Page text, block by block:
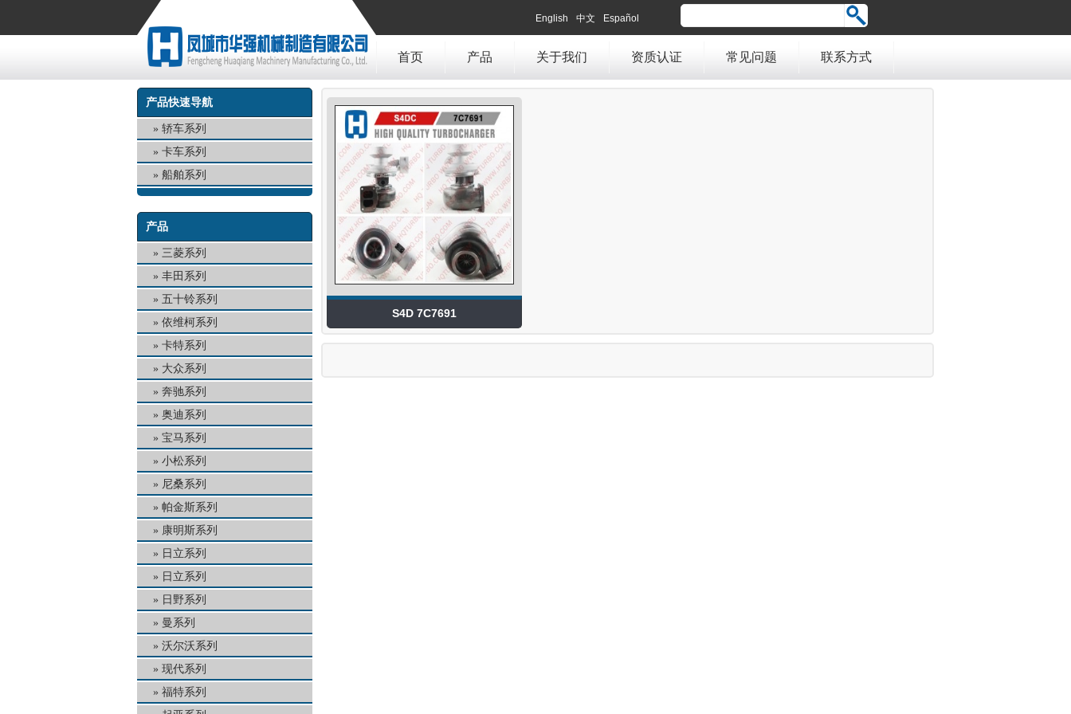
English 中文 Español
首页 产品 关于我们 资质认证 常见问题 联系方式
产品快速导航
轿车系列
卡车系列
船舶系列
产品
三菱系列
丰田系列
五十铃系列
依维柯系列
卡特系列
大众系列
奔驰系列
奥迪系列
宝马系列
小松系列
尼桑系列
帕金斯系列
康明斯系列
日立系列
日立系列
日野系列
曼系列
沃尔沃系列
现代系列
福特系列
S4D 7C7691